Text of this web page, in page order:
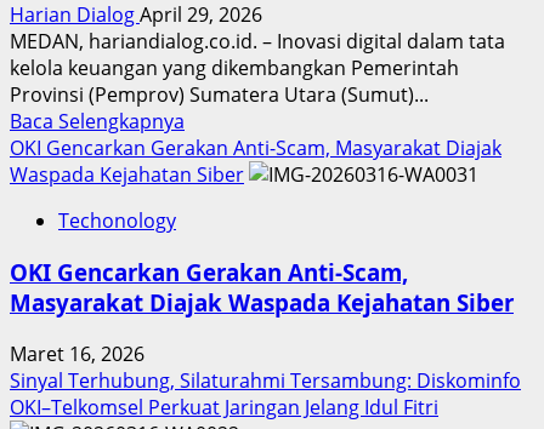
Harian DialogApril 29, 2026
MEDAN, hariandialog.co.id. – Inovasi digital dalam tata
kelola keuangan yang dikembangkan Pemerintah
Provinsi (Pemprov) Sumatera Utara (Sumut)...
Baca Selengkapnya
more
about
Sumut
Berbuah
Penghargaan
Nasional
OKI Gencarkan Gerakan Anti-Scam, Masyarakat Diajak
Waspada Kejahatan Siber
Techonology
OKI Gencarkan Gerakan Anti-Scam,
Masyarakat Diajak Waspada Kejahatan Siber
Maret 16, 2026
Sinyal Terhubung, Silaturahmi Tersambung: Diskominfo
OKI–Telkomsel Perkuat Jaringan Jelang Idul Fitri